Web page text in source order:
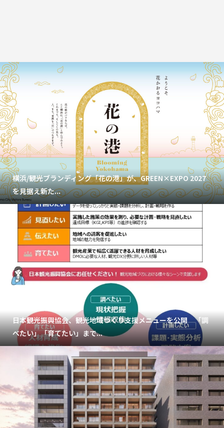
横浜/観光ブランディング「花の港」が、GREEN×EXPO 2027
を見据え新た...
日本観光振興協会、観光地域づくり支援メニューを公開 「調
べたい」「育てたい」まで...